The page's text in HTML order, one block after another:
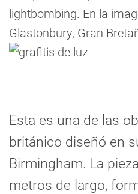
lightbombing. En la
Glastonbury, Gran
Esta es una de las
británico diseñó en
Birmingham. La
metros de largo,